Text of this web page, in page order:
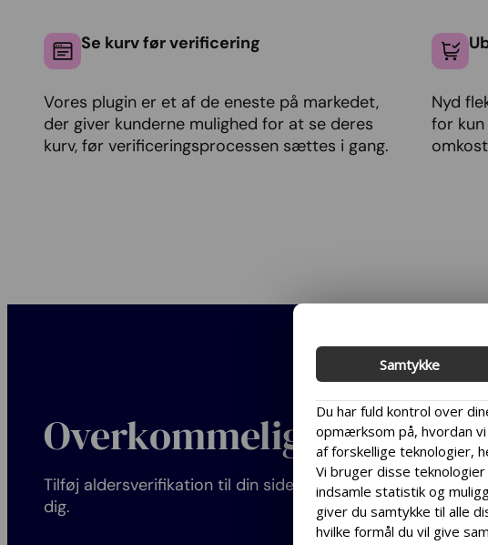
Se kurv før verificering
Vores plugin er et af de eneste på markedet,
der giver kunderne mulighed for at se deres
kurv, før verificeringsprocessen sættes i gang.
Nyd
for kun
Overkommelig pris
Tilføj aldersverifikation til din side til en pris. der fungerer
dig.
Samtykke
Du har fuld kontrol over
opmærksom på, hvordan
af forskellige teknologier,
Vi bruger disse
indsamle statistik og
giver du samtykke til alle
hvilke formål du vil give